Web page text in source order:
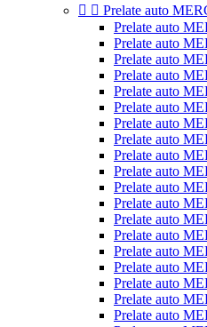
  Prelate auto
Prelate auto
Prelate auto
Prelate auto
Prelate auto
Prelate auto
Prelate auto
Prelate auto
Prelate auto
Prelate auto
Prelate auto
Prelate auto
Prelate auto
Prelate auto
Prelate auto
Prelate auto
Prelate auto
Prelate auto
Prelate auto
Prelate auto